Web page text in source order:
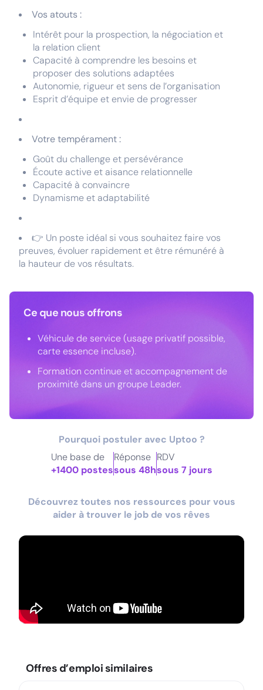
Vos atouts :
Intérêt pour la prospection, la négociation et
la relation client
Capacité à comprendre les besoins et
proposer des solutions adaptées
Autonomie, rigueur et sens de l’organisation
Esprit d’équipe et envie de progresser
Votre tempérament :
Goût du challenge et persévérance
Écoute active et aisance relationnelle
Capacité à convaincre
Dynamisme et adaptabilité
👉 Un poste idéal si vous souhaitez faire vos
preuves, évoluer rapidement et être rémunéré à
la hauteur de vos résultats.
Ce que nous offrons
Véhicule de service (usage privatif possible,
carte essence incluse).
Formation continue et accompagnement de
proximité dans un groupe Leader.
Pourquoi postuler avec Uptoo ?
Une base de
+1400 postes
Réponse
sous 48h
RDV
sous 7 jours
Découvrez toutes nos ressources pour vous
aider à trouver le job de vos rêves
Offres d’emploi similaires